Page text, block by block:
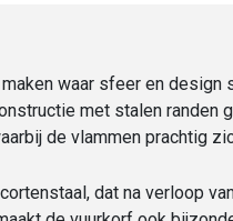
waar sfeer en
met stalen
de vlammen prachtig
dat na verloop